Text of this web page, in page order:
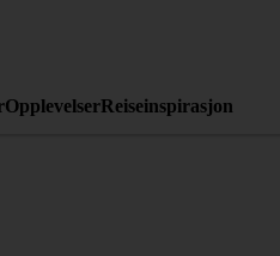
OpplevelserReiseinspirasjon